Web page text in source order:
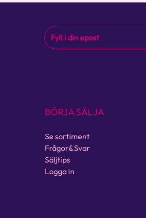
BÖRJA SÄLJA
Se sortiment
Frågor&Svar
Säljtips
Logga in